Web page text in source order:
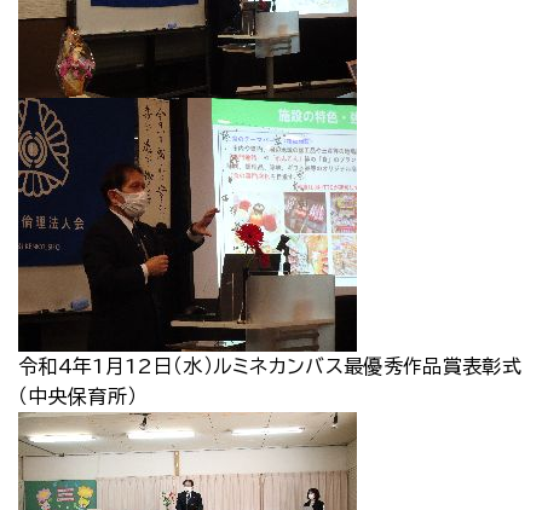
令和4年1月12日（水）ルミネカンバス最優秀作品賞表彰式
（中央保育所）